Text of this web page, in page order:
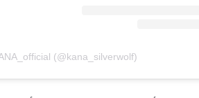
(@kana_silverwolf)